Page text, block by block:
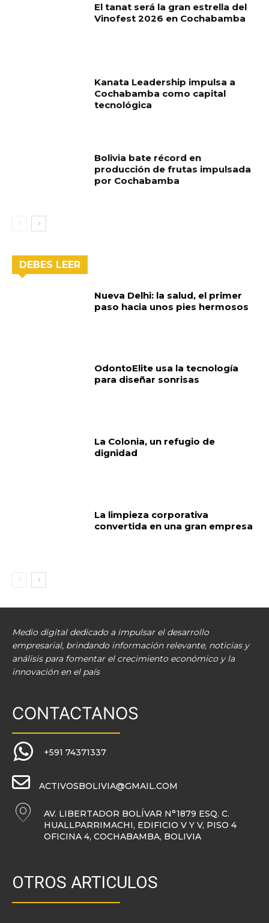
El tanat será la gran estrella del
Vinofest 2026 en Cochabamba
Kanata Leadership impulsa a
Cochabamba como capital
tecnológica
Bolivia bate récord en
producción de frutas impulsada
por Cochabamba
DEBES LEER
Nueva Delhi: la salud, el primer
paso hacia unos pies hermosos
OdontoElite usa la tecnología
para diseñar sonrisas
La Colonia, un refugio de
dignidad
La limpieza corporativa
convertida en una gran empresa
Medio digital dedicado a impulsar el desarrollo
empresarial, brindando información relevante, noticias y
análisis para fomentar el crecimiento económico y la
innovación en el país
CONTACTANOS
+591 74371337
ACTIVOSBOLIVIA@GMAIL.COM
AV. LIBERTADOR BOLÍVAR N°1879 ESQ. C.
HUALLPARRIMACHI, EDIFICIO V Y V, PISO 4
OFICINA 4, COCHABAMBA, BOLIVIA
OTROS ARTICULOS